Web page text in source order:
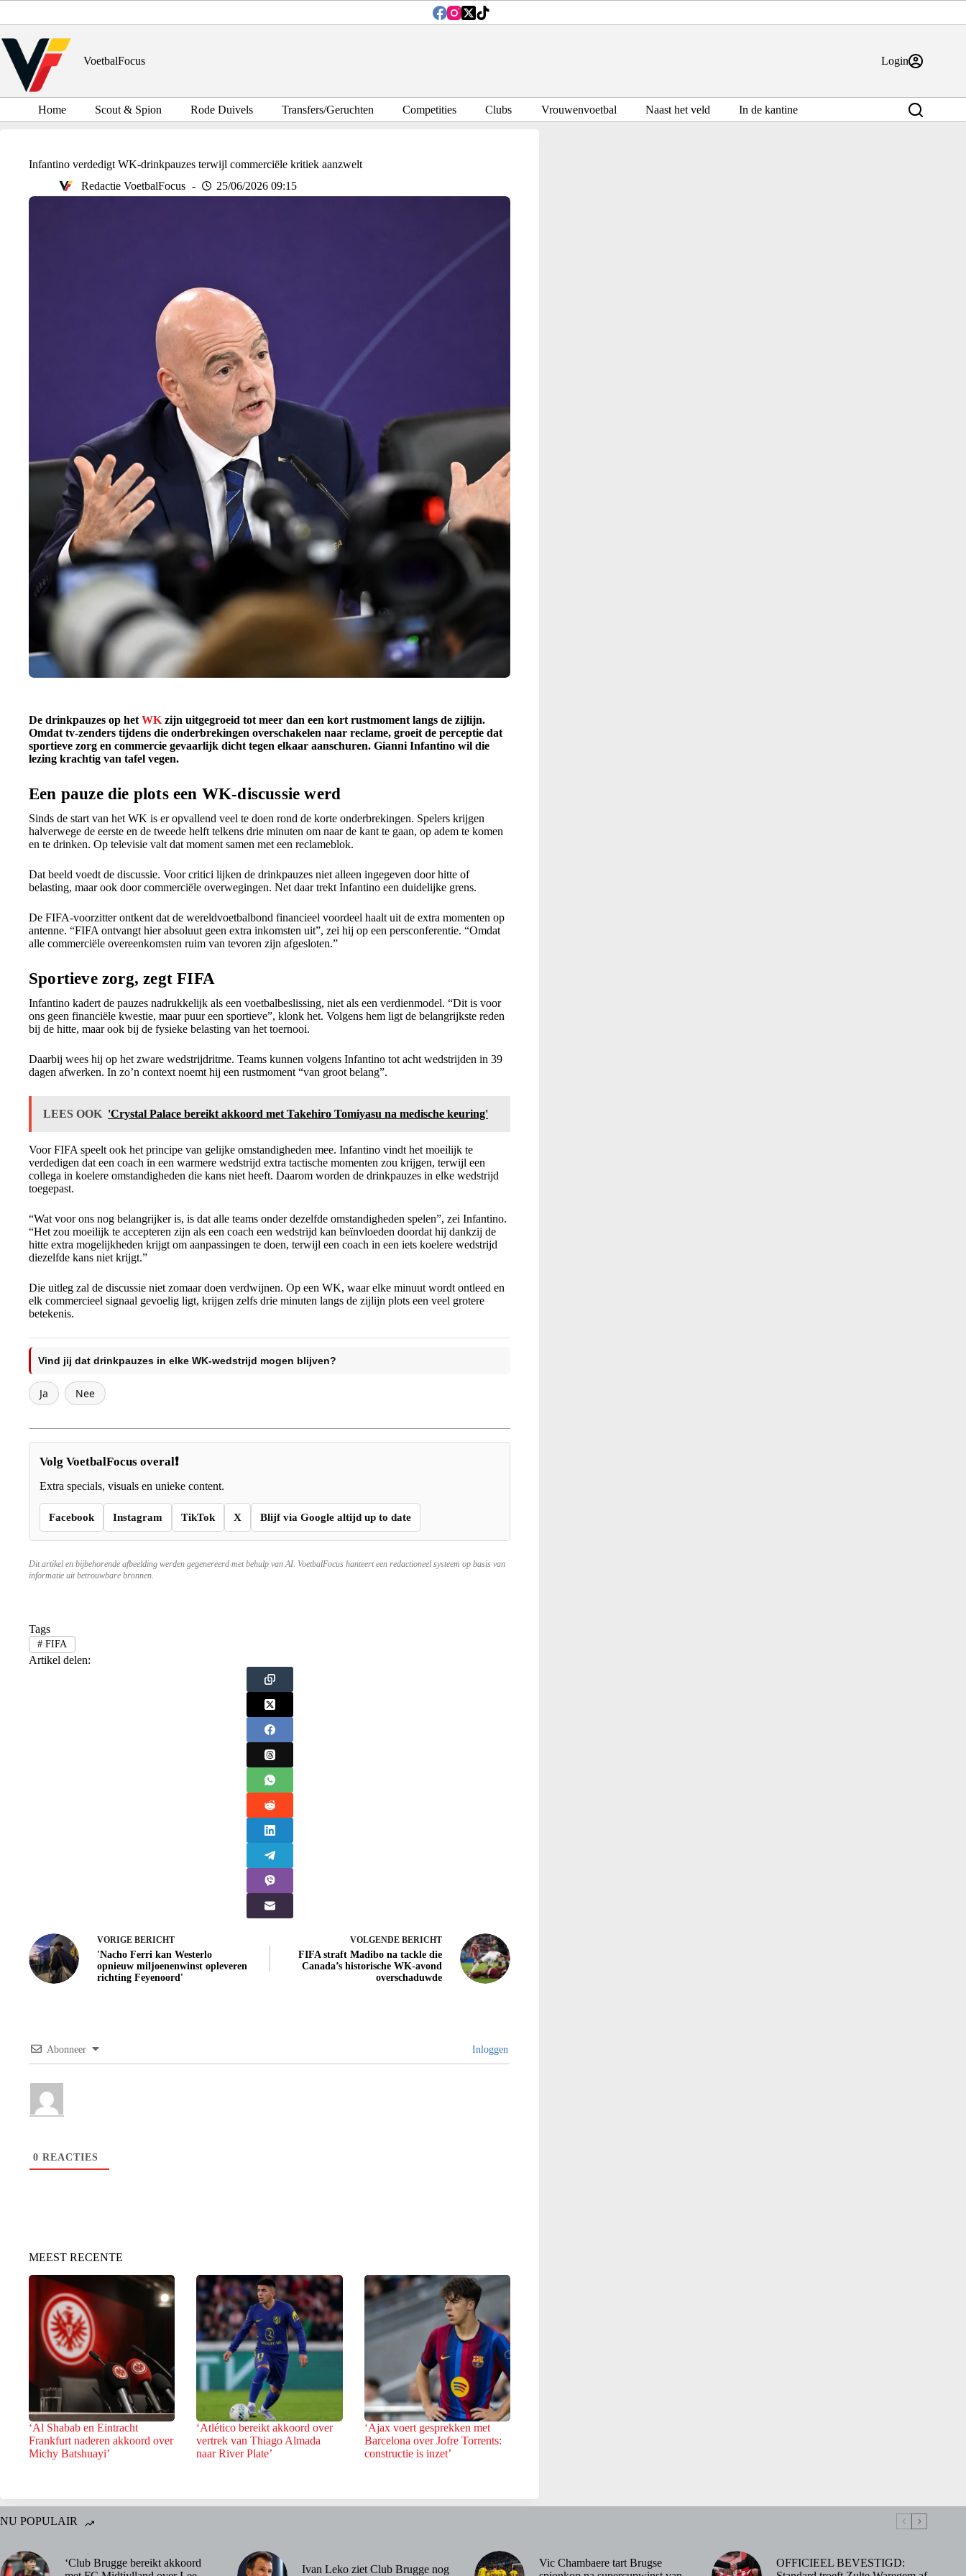
inhoud
VoetbalFocus
Login
Home Scout & Spion Rode Duivels Transfers/Geruchten Competities Clubs Vrouwenvoetbal Naast het veld In de kantine
Infantino verdedigt WK-drinkpauzes terwijl commerciële kritiek aanzwelt
Redactie VoetbalFocus
25/06/2026 09:15
De drinkpauzes op het WK zijn uitgegroeid tot meer dan een kort rustmoment langs de zijlijn.
Omdat tv-zenders tijdens die onderbrekingen overschakelen naar reclame, groeit de perceptie dat
sportieve zorg en commercie gevaarlijk dicht tegen elkaar aanschuren. Gianni Infantino wil die
lezing krachtig van tafel vegen.
Een pauze die plots een WK-discussie werd
Sinds de start van het WK is er opvallend veel te doen rond de korte onderbrekingen. Spelers krijgen
halverwege de eerste en de tweede helft telkens drie minuten om naar de kant te gaan, op adem te komen
en te drinken. Op televisie valt dat moment samen met een reclameblok.
Dat beeld voedt de discussie. Voor critici lijken de drinkpauzes niet alleen ingegeven door hitte of
belasting, maar ook door commerciële overwegingen. Net daar trekt Infantino een duidelijke grens.
De FIFA-voorzitter ontkent dat de wereldvoetbalbond financieel voordeel haalt uit de extra momenten op
antenne. “FIFA ontvangt hier absoluut geen extra inkomsten uit”, zei hij op een persconferentie. “Omdat
alle commerciële overeenkomsten ruim van tevoren zijn afgesloten.”
Sportieve zorg, zegt FIFA
Infantino kadert de pauzes nadrukkelijk als een voetbalbeslissing, niet als een verdienmodel. “Dit is voor
ons geen financiële kwestie, maar puur een sportieve”, klonk het. Volgens hem ligt de belangrijkste reden
bij de hitte, maar ook bij de fysieke belasting van het toernooi.
Daarbij wees hij op het zware wedstrijdritme. Teams kunnen volgens Infantino tot acht wedstrijden in 39
dagen afwerken. In zo’n context noemt hij een rustmoment “van groot belang”.
LEES OOK 'Crystal Palace bereikt akkoord met Takehiro Tomiyasu na medische keuring'
Voor FIFA speelt ook het principe van gelijke omstandigheden mee. Infantino vindt het moeilijk te
verdedigen dat een coach in een warmere wedstrijd extra tactische momenten zou krijgen, terwijl een
collega in koelere omstandigheden die kans niet heeft. Daarom worden de drinkpauzes in elke wedstrijd
toegepast.
“Wat voor ons nog belangrijker is, is dat alle teams onder dezelfde omstandigheden spelen”, zei Infantino.
“Het zou moeilijk te accepteren zijn als een coach een wedstrijd kan beïnvloeden doordat hij dankzij de
hitte extra mogelijkheden krijgt om aanpassingen te doen, terwijl een coach in een iets koelere wedstrijd
diezelfde kans niet krijgt.”
Die uitleg zal de discussie niet zomaar doen verdwijnen. Op een WK, waar elke minuut wordt ontleed en
elk commercieel signaal gevoelig ligt, krijgen zelfs drie minuten langs de zijlijn plots een veel grotere
betekenis.
Vind jij dat drinkpauzes in elke WK-wedstrijd mogen blijven?
Ja Nee
Volg VoetbalFocus overal❗
Extra specials, visuals en unieke content.
Facebook Instagram TikTok X Blijf via Google altijd up to date
Dit artikel en bijbehorende afbeelding werden gegenereerd met behulp van AI. VoetbalFocus hanteert een redactioneel systeem op basis van
informatie uit betrouwbare bronnen.
Tags
#FIFA
Artikel delen:
VORIGE BERICHT
'Nacho Ferri kan Westerlo
opnieuw miljoenenwinst opleveren
richting Feyenoord'
VOLGENDE BERICHT
FIFA straft Madibo na tackle die
Canada’s historische WK-avond
overschaduwde
Abonneer Inloggen
0 REACTIES
MEEST RECENTE
‘Al Shabab en Eintracht
Frankfurt naderen akkoord over
Michy Batshuayi’
‘Atlético bereikt akkoord over
vertrek van Thiago Almada
naar River Plate’
‘Ajax voert gesprekken met
Barcelona over Jofre Torrents:
constructie is inzet’
NU POPULAIR
‘Club Brugge bereikt akkoord
Ivan Leko ziet Club Brugge nog
Vic Chambaere tart Brugse
OFFICIEEL BEVESTIGD: